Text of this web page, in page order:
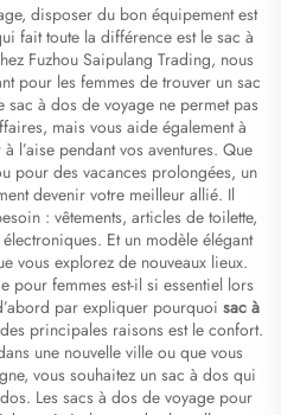
disposer du bon équipement est
fait toute la différence est le sac à
Fuzhou Saipulang Trading, nous
pour les femmes de trouver un sac
à dos de voyage ne permet pas
mais vous aide également à
l’aise pendant vos aventures. Que
pour des vacances prolongées, un
devenir votre meilleur allié. Il
: vêtements, articles de toilette,
Et un modèle élégant
vous explorez de nouveaux lieux.
pour femmes est-il si essentiel lors
par expliquer pourquoi sac à
principales raisons est le confort.
une nouvelle ville ou que vous
vous souhaitez un sac à dos qui
Les sacs à dos de voyage pour